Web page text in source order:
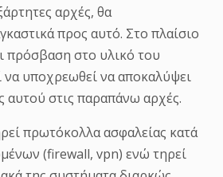
αρχές, θα
προς αυτό. Στο πλαίσιο
πρόσβαση στο υλικό του
να υποχρεωθεί να αποκαλύψει
αυτού στις παραπάνω αρχές.
πρωτόκολλα ασφαλείας κατά
(firewall, vpn) ενώ τηρεί